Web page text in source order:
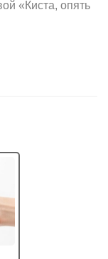
«Киста, опять